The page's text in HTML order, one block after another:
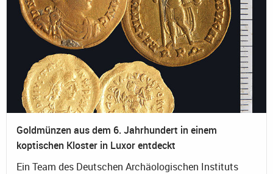
Goldmünzen aus dem 6. Jahrhundert in einem
koptischen Kloster in Luxor entdeckt
Ein Team des Deutschen Archäologischen Instituts